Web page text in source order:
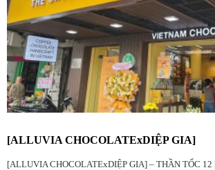
[ALLUVIA CHOCOLATExDIỆP GIA]
[ALLUVIA CHOCOLATExDIỆP GIA] – THẦN TỐC